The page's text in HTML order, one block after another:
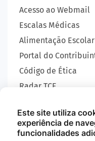
Acesso ao Webmail
Escalas Médicas
Alimentação Escolar
Portal do
Código de Ética
Radar TCE
SIC
GEOBRAS
Este site utiliza
experiência de
funcionalidades